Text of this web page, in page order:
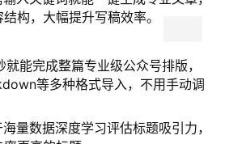
构，大幅提升写稿效率。